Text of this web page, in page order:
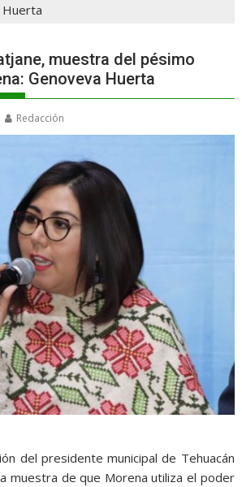
Huerta
muestra del pésimo
Genoveva Huerta
Redacción
del presidente municipal de Tehuacán
muestra de que Morena utiliza el poder